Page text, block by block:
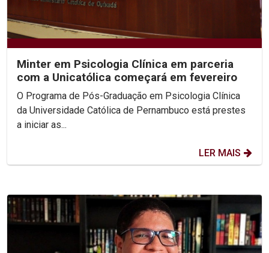
Minter em Psicologia Clínica em parceria
com a Unicatólica começará em fevereiro
O Programa de Pós-Graduação em Psicologia Clínica
da Universidade Católica de Pernambuco está prestes
a iniciar as...
LER MAIS